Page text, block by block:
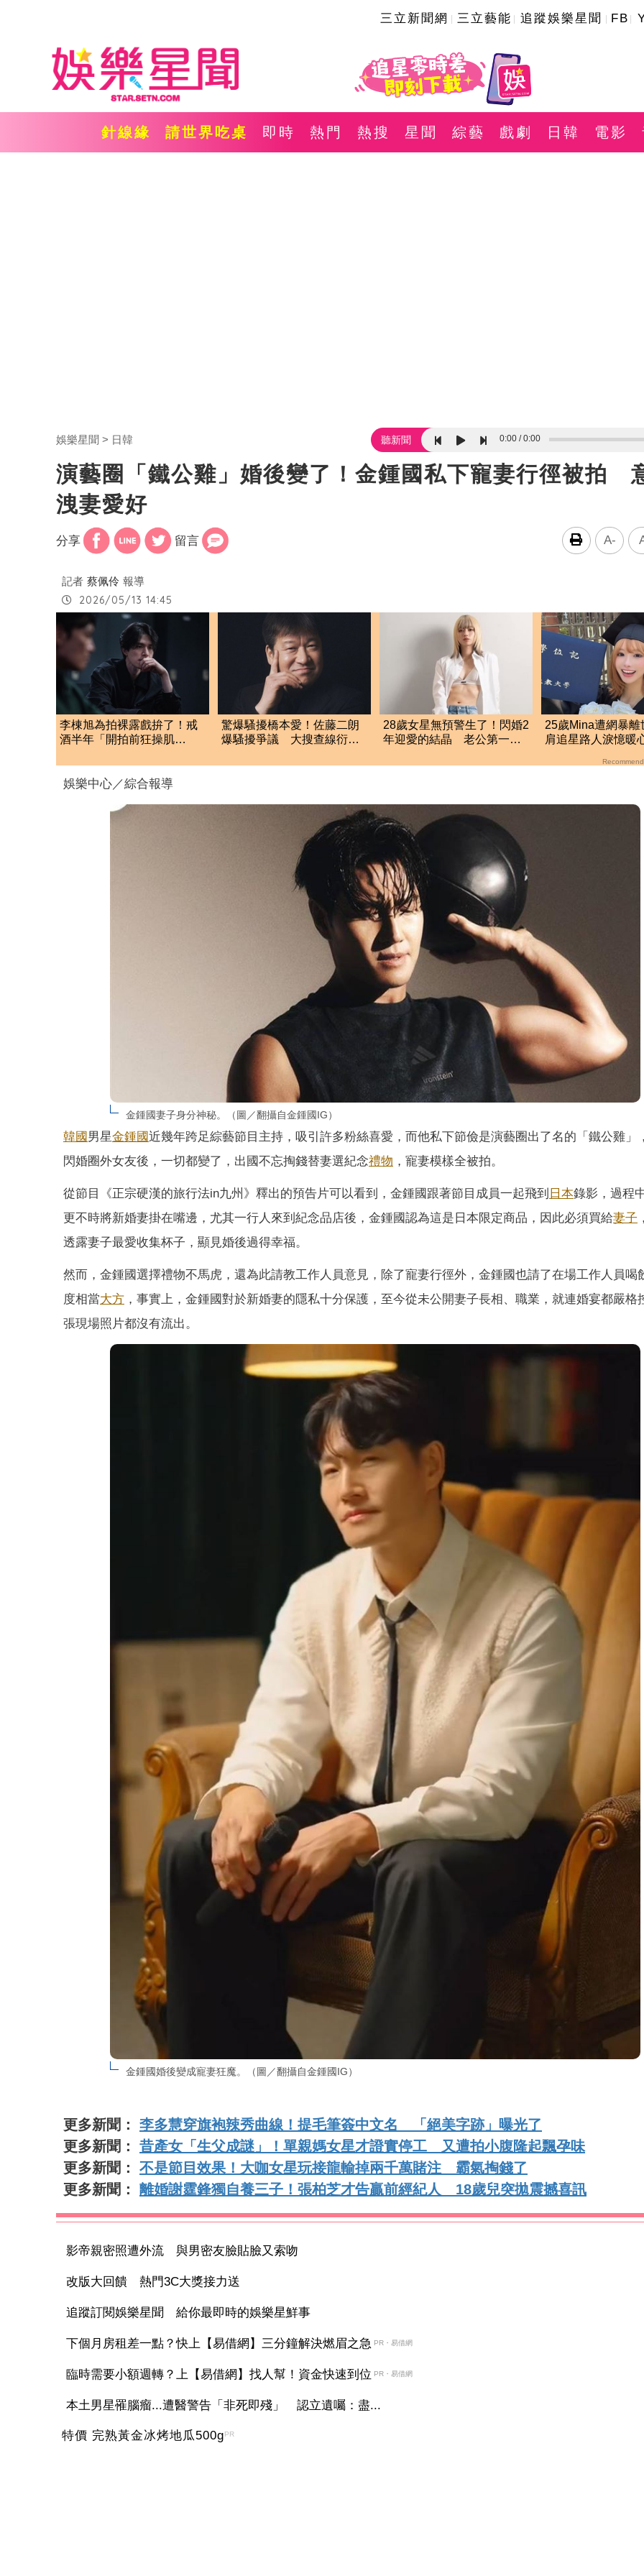
三立新聞網 三立藝能 追蹤娛樂星聞 FB
針線緣 請世界吃桌 即時 熱門 熱搜 星聞 綜藝 戲劇 日韓 電影
娛樂星聞 日韓 聽新聞 0:00 0:00
演藝圈「鐵公雞」婚後變了！金鍾國私下寵妻行徑被拍
洩妻愛好
分享 留言 A-
記者 蔡佩伶 報導
2026/05/13 14:45
李棟旭為拍裸露戲拚了！戒
酒半年「開拍前狂操肌
驚爆騷擾橋本愛！佐藤二朗
爆騷擾爭議 大搜查線衍生
28歲女星無預警生了！閃婚2
年迎愛的結晶 老公第一時
25歲Mina遭網暴離
肩追星路人淚憶暖
娛樂中心／綜合報導
金鍾國妻子身分神秘。（圖／翻攝自金鍾國IG）
韓國男星金鍾國近幾年跨足綜藝節目主持，吸引許多粉絲喜愛，而他私下節儉是演藝圈出了名的「鐵公雞」
閃婚圈外女友後，一切都變了，出國不忘掏錢替妻選紀念禮物 ，寵妻模樣全被拍。
從節目《正宗硬漢的旅行法in九州》釋出的預告片可以看到，金鍾國跟著節目成員一起飛到 日本錄影，過程
更不時將新婚妻掛在嘴邊，尤其一行人來到紀念品店後，金鍾國認為這是日本限定商品，因此必須買給妻子
透露妻子最愛收集杯子，顯見婚後過得幸福。
然而，金鍾國選擇禮物不馬虎，還為此請教工作人員意見，除了寵妻行徑外，金鍾國也請了在場工作人員喝
度相當大方 ，事實上，金鍾國對於新婚妻的隱私十分保護，至今從未公開妻子長相、職業，就連婚宴都嚴格
張現場照片都沒有流出。
金鍾國婚後變成寵妻狂魔。（圖／翻攝自金鍾國IG）
更多新聞： 李多慧穿旗袍辣秀曲線！提毛筆簽中文名 「絕美字跡」曝光了
更多新聞： 昔產女「生父成謎」！單親媽女星才證實停工 又遭拍小腹隆起飄孕味
更多新聞： 不是節目效果！大咖女星玩接龍輸掉兩千萬賭注 霸氣掏錢了
更多新聞： 離婚謝霆鋒獨自養三子！張柏芝才告贏前經紀人 18歲兒突拋震撼喜訊
影帝親密照遭外流 與男密友臉貼臉又索吻
改版大回饋 熱門3C大獎接力送
追蹤訂閱娛樂星聞 給你最即時的娛樂星鮮事
下個月房租差一點？快上【易借網】三分鐘解決燃眉之急 PR・易借網
臨時需要小額週轉？上【易借網】找人幫！資金快速到位 PR・易借網
本土男星罹腦瘤...遭醫警告「非死即殘」 認立遺囑：盡...
特價 完熟黃金冰烤地瓜500gPR